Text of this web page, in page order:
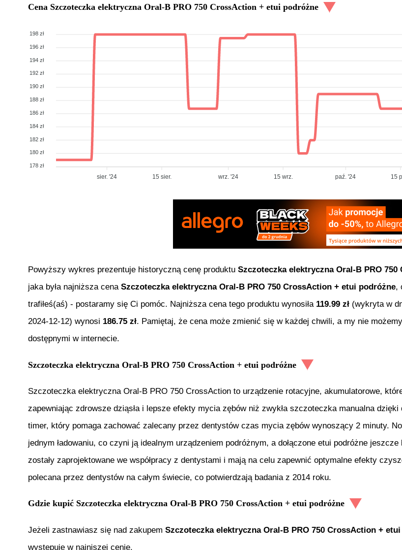
Cena Szczoteczka elektryczna Oral-B PRO 750 CrossAction + etui podróżne
198 zł
196 zł
194 zł
192 zł
190 zł
188 zł
186 zł
184 zł
182 zł
180 zł
178 zł
sier. '24 15 sier. wrz. '24 15 wrz. paź. '24 15
Powyższy wykres prezentuje historyczną cenę produktu Szczoteczka elektryczna Oral-B PRO
jaka była najniższa cena Szczoteczka elektryczna Oral-B PRO 750 CrossAction + etui podróżne,
trafiłeś(aś) - postaramy się Ci pomóc. Najniższa cena tego produktu wynosiła 119.99 zł (wykryta w
2024-12-12) wynosi 186.75 zł. Pamiętaj, że cena może zmienić się w każdej chwili, a my nie
dostępnymi w internecie.
Szczoteczka elektryczna Oral-B PRO 750 CrossAction + etui podróżne
Szczoteczka elektryczna Oral-B PRO 750 CrossAction to urządzenie rotacyjne, akumulatorowe,
zapewniając zdrowsze dziąsła i lepsze efekty mycia zębów niż zwykła szczoteczka manualna
timer, który pomaga zachować zalecany przez dentystów czas mycia zębów wynoszący 2 minuty.
jednym ładowaniu, co czyni ją idealnym urządzeniem podróżnym, a dołączone etui podróżne
zostały zaprojektowane we współpracy z dentystami i mają na celu zapewnić optymalne efekty
polecana przez dentystów na całym świecie, co potwierdzają badania z 2014 roku.
Gdzie kupić Szczoteczka elektryczna Oral-B PRO 750 CrossAction + etui podróżne
Jeżeli zastnawiasz się nad zakupem Szczoteczka elektryczna Oral-B PRO 750 CrossAction +
występuje w najniszej cenie.